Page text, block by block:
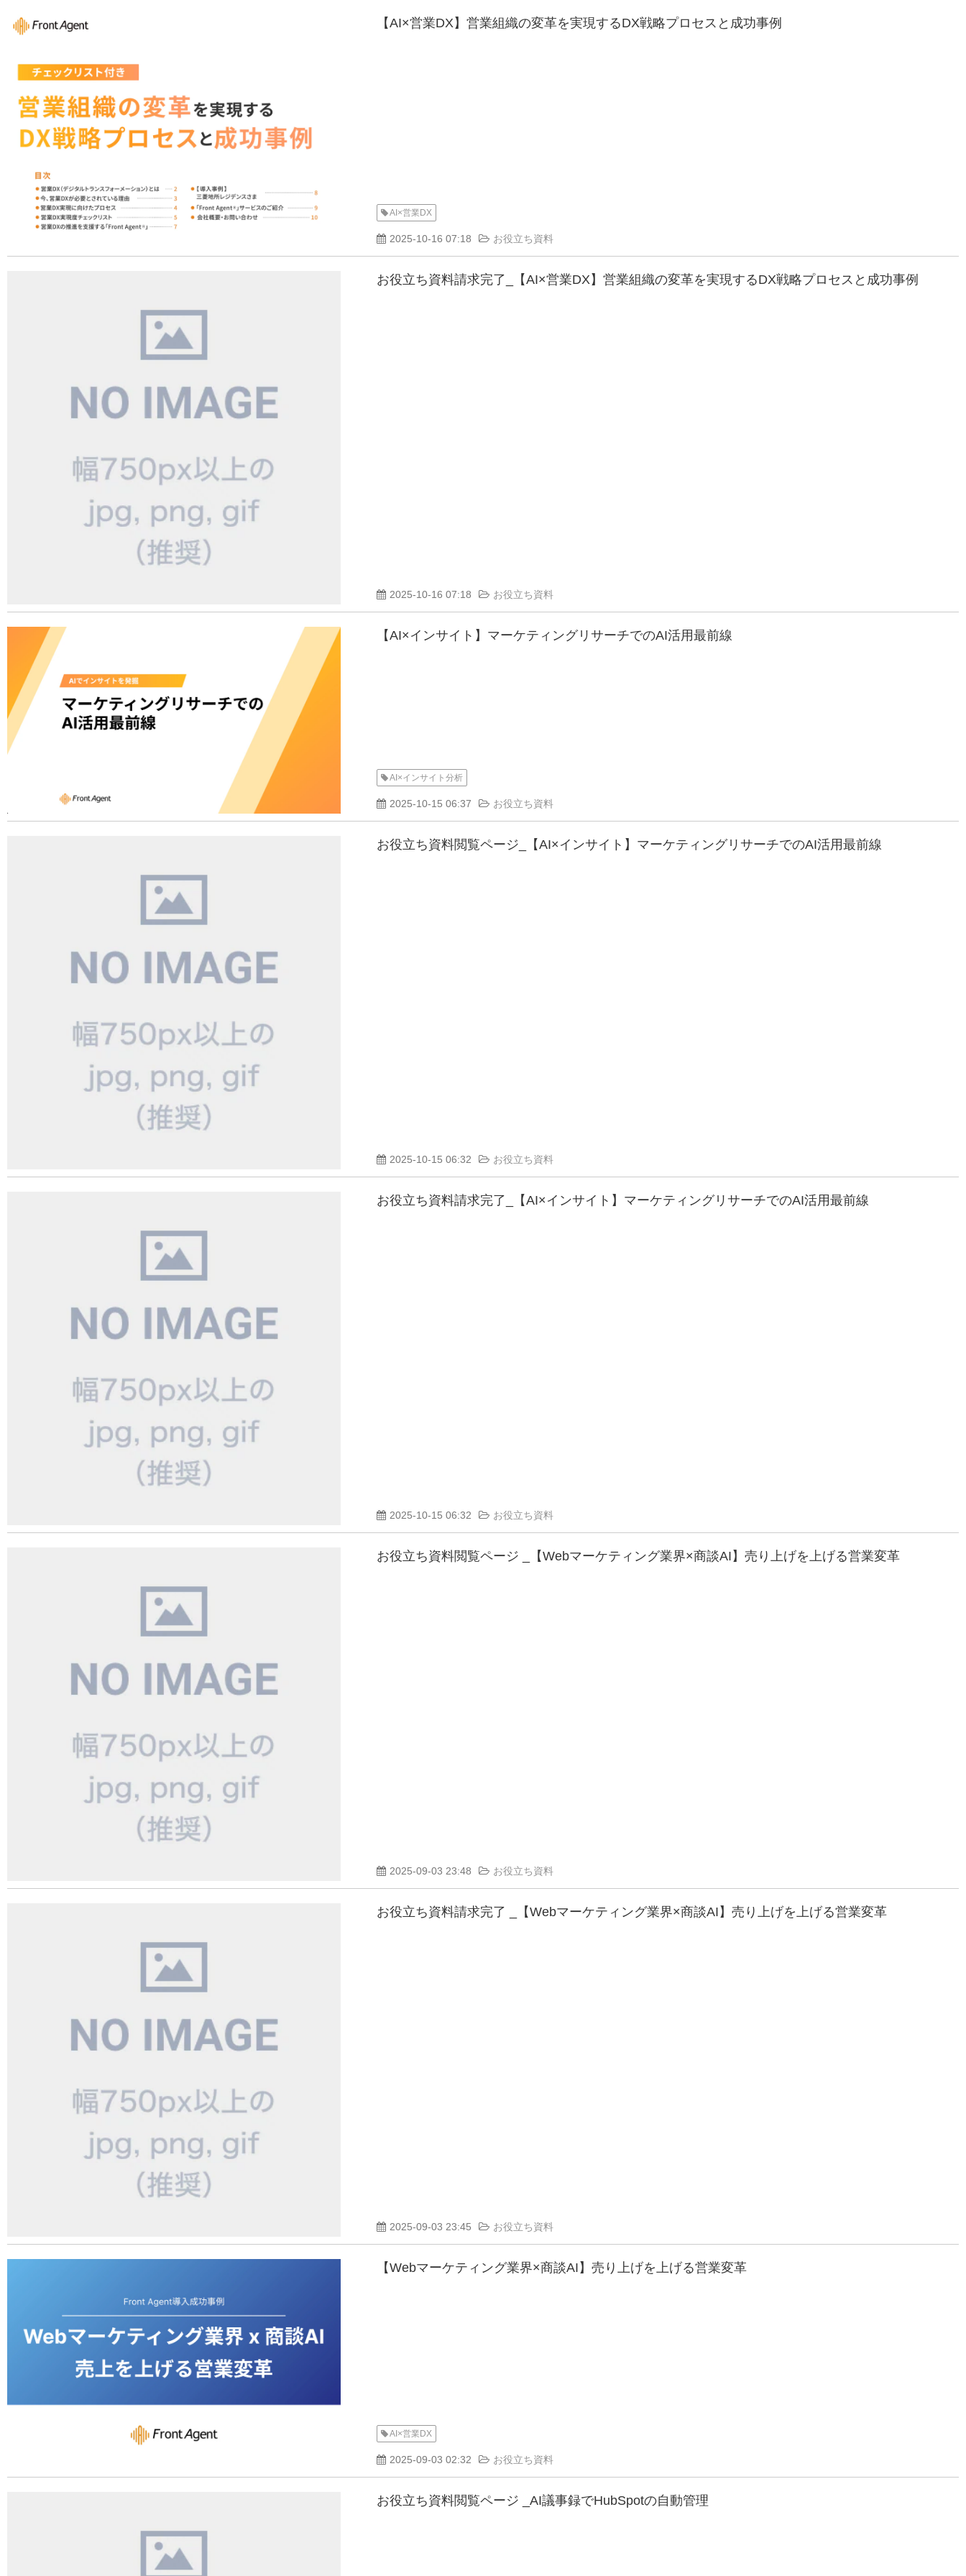
【AI×営業DX】営業組織の変革を実現するDX戦略プロセスと成功事例
AI×営業DX
2025-10-16 07:18 お役立ち資料
お役立ち資料請求完了_【AI×営業DX】営業組織の変革を実現するDX戦略プロセスと成功事例
2025-10-16 07:18 お役立ち資料
【AI×インサイト】マーケティングリサーチでのAI活用最前線
AI×インサイト分析
2025-10-15 06:37 お役立ち資料
お役立ち資料閲覧ページ_【AI×インサイト】マーケティングリサーチでのAI活用最前線
2025-10-15 06:32 お役立ち資料
お役立ち資料請求完了_【AI×インサイト】マーケティングリサーチでのAI活用最前線
2025-10-15 06:32 お役立ち資料
お役立ち資料閲覧ページ _【Webマーケティング業界×商談AI】売り上げを上げる営業変革
2025-09-03 23:48 お役立ち資料
お役立ち資料請求完了 _【Webマーケティング業界×商談AI】売り上げを上げる営業変革
2025-09-03 23:45 お役立ち資料
【Webマーケティング業界×商談AI】売り上げを上げる営業変革
AI×営業DX
2025-09-03 02:32 お役立ち資料
お役立ち資料閲覧ページ _AI議事録でHubSpotの自動管理